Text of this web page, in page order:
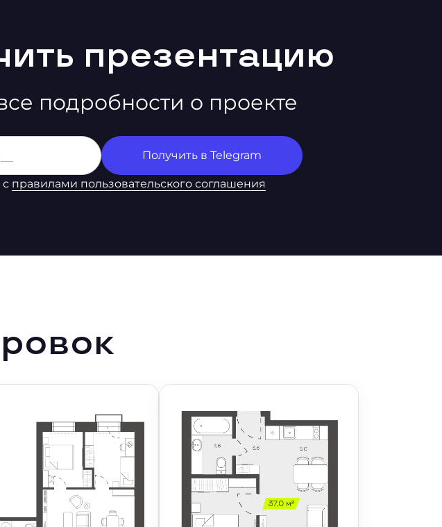
презентацию
подробности о проекте
с правилами пользовательского соглашения